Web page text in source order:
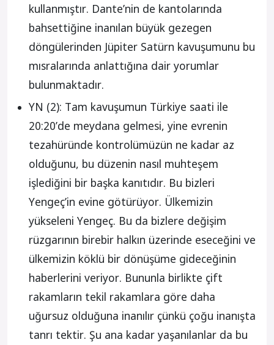
kullanmıştır. Dante’nin de kantolarında
bahsettiğine inanılan büyük gezegen
döngülerinden Jüpiter Satürn kavuşumunu bu
mısralarında anlattığına dair yorumlar
bulunmaktadır.
YN (2): Tam kavuşumun Türkiye saati ile
20:20’de meydana gelmesi, yine evrenin
tezahüründe kontrolümüzün ne kadar az
olduğunu, bu düzenin nasıl muhteşem
işlediğini bir başka kanıtıdır. Bu bizleri
Yengeç’in evine götürüyor. Ülkemizin
yükseleni Yengeç. Bu da bizlere değişim
rüzgarının birebir halkın üzerinde eseceğini ve
ülkemizin köklü bir dönüşüme gideceğinin
haberlerini veriyor. Bununla birlikte çift
rakamların tekil rakamlara göre daha
uğursuz olduğuna inanılır çünkü çoğu inanışta
tanrı tektir. Şu ana kadar yaşanılanlar da bu